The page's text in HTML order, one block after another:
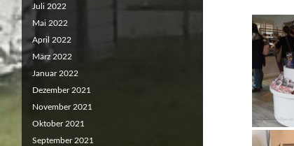
Juli 2022
Mai 2022
April 2022
März 2022
Januar 2022
Dezember 2021
November 2021
Oktober 2021
September 2021